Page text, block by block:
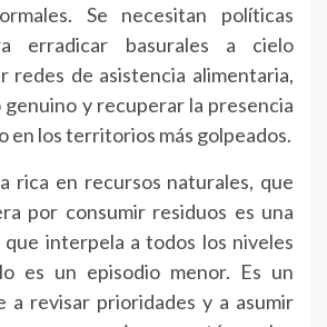
Se necesitan políticas
erradicar basurales a cielo
redes de asistencia alimentaria,
y recuperar la presencia
en los territorios más golpeados.
rica en recursos naturales, que
por consumir residuos es una
que interpela a todos los niveles
es un episodio menor. Es un
a revisar prioridades y a asumir